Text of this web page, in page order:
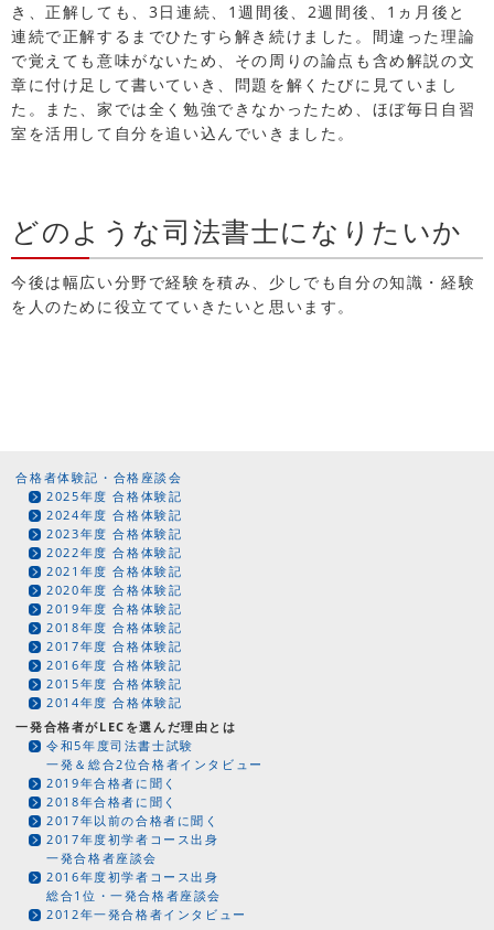
き、正解しても、3日連続、1週間後、2週間後、1ヵ月後と
連続で正解するまでひたすら解き続けました。間違った理論
で覚えても意味がないため、その周りの論点も含め解説の文
章に付け足して書いていき、問題を解くたびに見ていまし
た。また、家では全く勉強できなかったため、ほぼ毎日自習
室を活用して自分を追い込んでいきました。
どのような司法書士になりたいか
今後は幅広い分野で経験を積み、少しでも自分の知識・経験
を人のために役立てていきたいと思います。
合格者体験記・合格座談会
2025年度 合格体験記
2024年度 合格体験記
2023年度 合格体験記
2022年度 合格体験記
2021年度 合格体験記
2020年度 合格体験記
2019年度 合格体験記
2018年度 合格体験記
2017年度 合格体験記
2016年度 合格体験記
2015年度 合格体験記
2014年度 合格体験記
一発合格者がLECを選んだ理由とは
令和5年度司法書士試験
一発＆総合2位合格者インタビュー
2019年合格者に聞く
2018年合格者に聞く
2017年以前の合格者に聞く
2017年度初学者コース出身
一発合格者座談会
2016年度初学者コース出身
総合1位・一発合格者座談会
2012年一発合格者インタビュー